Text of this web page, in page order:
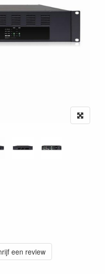
een review